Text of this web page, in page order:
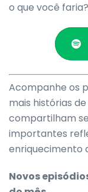
o que você faria?
Acompanhe os
mais histórias
compartilham
importantes
enriquecimento
Novos